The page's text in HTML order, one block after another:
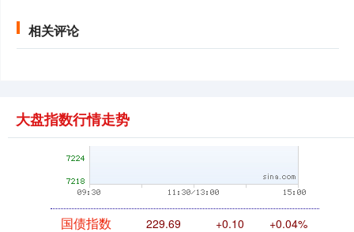
相关评论
大盘指数行情走势